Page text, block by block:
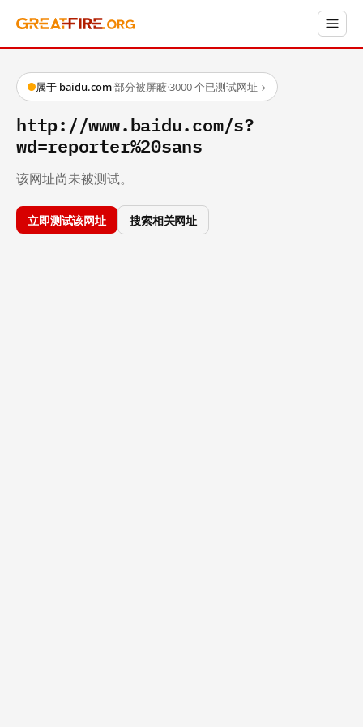
属于 baidu.com·部分被屏蔽·3000 个已测试网址→
http://www.baidu.com/s?
wd=reporter%20sans
该网址尚未被测试。
立即测试该网址 搜索相关网址